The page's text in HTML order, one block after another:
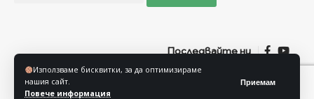
Използваме бисквитки, за да оптимизираме
нашия сайт.
Повече информация
Приемам
Последвайте ни
Общи условия
Политика за използване на “Бисквитки”